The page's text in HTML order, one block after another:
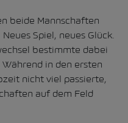
beide Mannschaften
Spiel, neues Glück.
bestimmte dabei
in den ersten
nicht viel passierte,
auf dem Feld